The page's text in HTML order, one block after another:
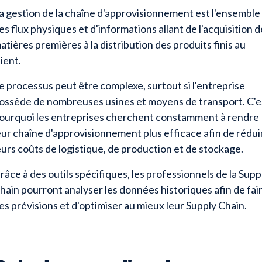
gestion de la chaîne d'approvisionnement est l'ensemble
flux physiques et d'informations allant de l'acquisition
premières à la distribution des produits finis au
processus peut être complexe, surtout si l'entreprise
de nombreuses usines et moyens de transport.
les entreprises cherchent constamment à rendre
chaîne d'approvisionnement plus efficace afin de
coûts de logistique, de production et de stockage.
à des outils spécifiques, les professionnels de la
pourront analyser les données historiques afin de
prévisions et d'optimiser au mieux leur Supply Chain.